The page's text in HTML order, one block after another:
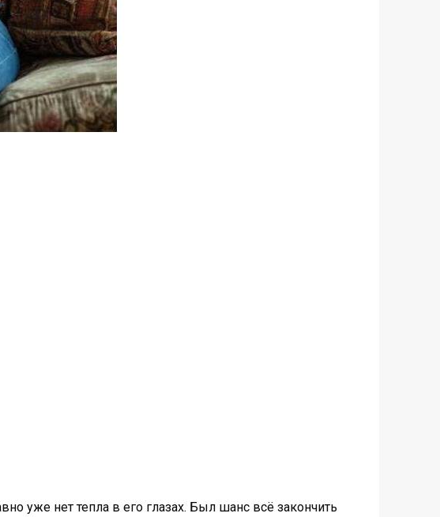
уже нет тепла в его глазах. Был шанс всё закончить